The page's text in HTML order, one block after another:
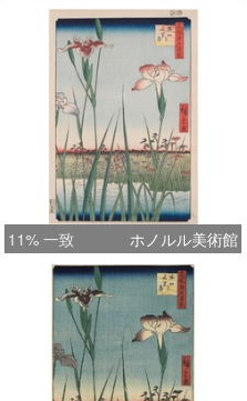
11% 一致 ホノルル美術館